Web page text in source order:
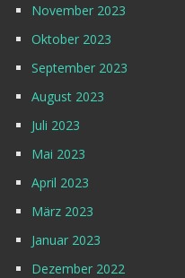
November 2023
Oktober 2023
September 2023
August 2023
Juli 2023
Mai 2023
April 2023
März 2023
Januar 2023
Dezember 2022